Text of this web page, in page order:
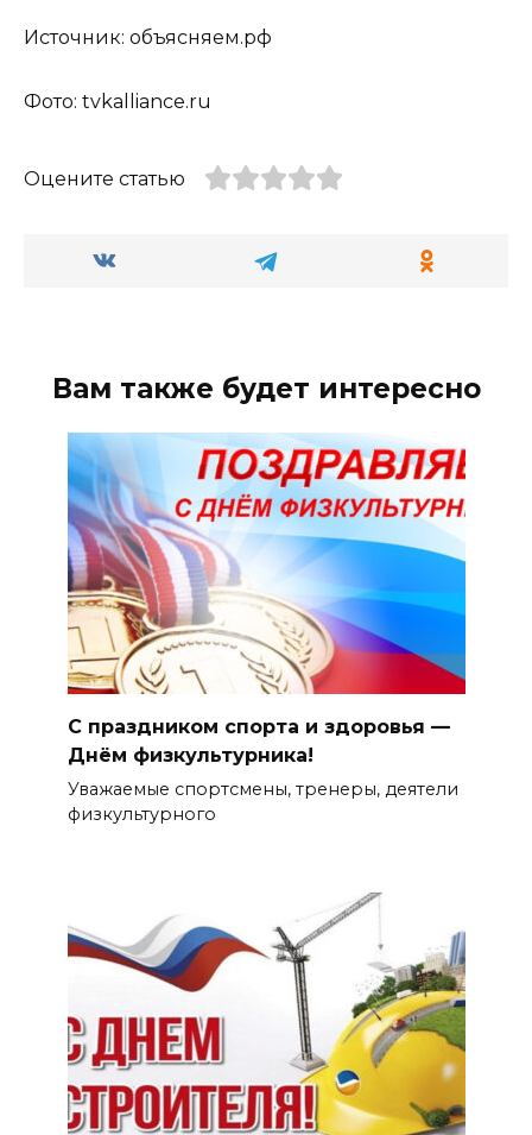
Источник: объясняем.рф
Фото: tvkalliance.ru
Оцените статью
Вам также будет интересно
С праздником спорта и здоровья —
Днём физкультурника!
Уважаемые спортсмены, тренеры, деятели
физкультурного